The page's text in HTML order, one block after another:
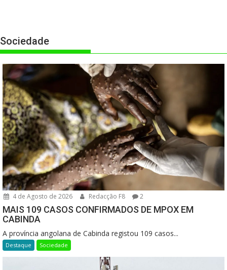
Sociedade
4 de Agosto de 2026 Redacção F8 2
MAIS 109 CASOS CONFIRMADOS DE MPOX EM
CABINDA
A província angolana de Cabinda registou 109 casos...
Destaque Sociedade